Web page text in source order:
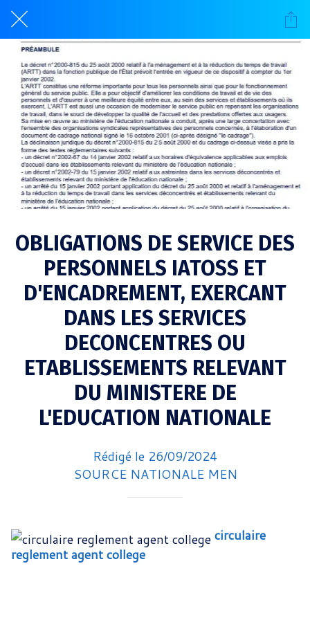
OBLIGATIONS DE SERVICE DES
PERSONNELS IATOSS ET
D'ENCADREMENT, EXERCANT
DANS LES SERVICES
DECONCENTRES OU
ETABLISSEMENTS RELEVANT
DU MINISTERE DE
L'EDUCATION NATIONALE
Rédigé le 26/09/2024
SOURCE NATIONALE MEN
circulaire
reglement agent college